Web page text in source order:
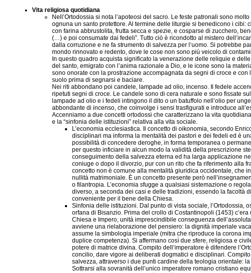
Vita religiosa quotidiana
Nell’Ortodossia si nota l’apoteosi del sacro. Le feste patronali sono
ognuna un santo protettore. Al termine delle liturgie si benedicono i cibi:
con farina abbrustolita, frutta secca e spezie, e cosparse di zucchero,
(…) e poi consumate dai fedeli”. Tutto ciò è ricondotto al mistero
dalla corruzione e ne fa strumento di salvezza per l’uomo. Si potrebbe
mondo rinnovato e redento, dove le cose non sono più veicolo di
In questo quadro acquista significato la venerazione delle reliquie e
del santo, emigrato con l’anima razionale a Dio, e le icone sono la
sono onorate con la prostrazione accompagnata da segni di croce e con
suolo prima di segnarsi e baciare.
Nei riti abbondano poi candele, lampade ad olio, incenso. Il fedele
ripetuti segni di croce. Le candele sono di cera naturale e sono fissate
lampade ad olio e i fedeli intingono il dito o un batuffolo nell’olio per
abbondante di incenso, che coinvolge i sensi trasfigurati e introduce
Accenniamo a due concetti ortodossi che caratterizzano la vita
e la “sinfonia delle istituzioni” relativa alla vita sociale.
L’economia ecclesiastica. Il concetto di oikonomia, secondo
disciplinari ma informa la mentalità dei pastori e dei fedeli ed è
possibilità di concedere deroghe, in forma temporanea o
per questo inficiare in alcun modo la validità della prescrizione
conseguimento della salvezza eterna ed ha larga applicazione
coniuge o dopo il divorzio, pur con un rito che fa riferimento alla
concetto non è comune alla mentalità giuridica occidentale, che
nullità matrimoniale. È un concetto presente però
o filantropia. L’economia sfugge a qualsiasi sistemazione o
diverso, a seconda dei casi e delle tradizioni, essendo la facoltà
conveniente per il bene della Chiesa.
Sinfonia delle istituzioni. Dal punto di vista sociale, l’Ortodossia,
orfana di Bisanzio. Prima del crollo di Costantinopoli (1453)
Chiesa e Impero, unità imprescindibile conseguenza
avviene una rielaborazione del pensiero: la dignità imperiale
assume la simbologia imperiale (mitra che riproduce la corona
duplice competenza). Si affermano così due sfere, religiosa e
potere di matrice divina. Compito dell’imperatore è difendere
concilio, dare vigore ai deliberati dogmatici e disciplinari.
salvezza, attraverso i due punti cardine della teologia orientale:
Sottrarsi alla sovranità dell’unico imperatore romano cristiano